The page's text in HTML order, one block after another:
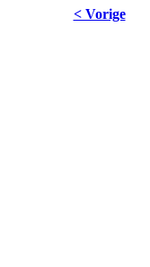
< Vorige